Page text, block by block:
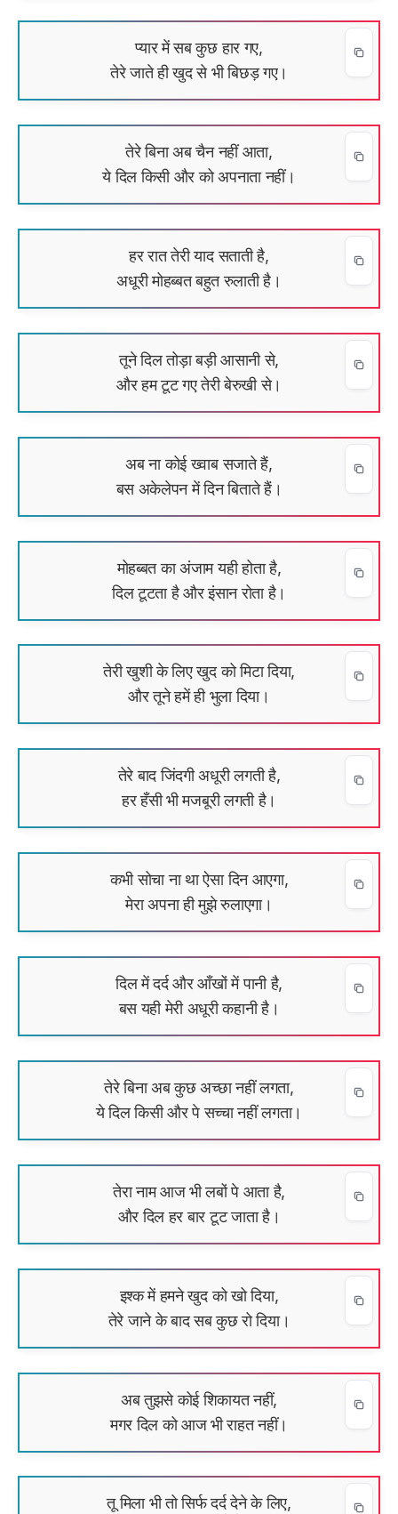
प्यार में सब कुछ हार गए,
तेरे जाते ही खुद से भी बिछड़ गए।
तेरे बिना अब चैन नहीं आता,
ये दिल किसी और को अपनाता नहीं।
हर रात तेरी याद सताती है,
अधूरी मोहब्बत बहुत रुलाती है।
तूने दिल तोड़ा बड़ी आसानी से,
और हम टूट गए तेरी बेरुखी से।
अब ना कोई ख्वाब सजाते हैं,
बस अकेलेपन में दिन बिताते हैं।
मोहब्बत का अंजाम यही होता है,
दिल टूटता है और इंसान रोता है।
तेरी खुशी के लिए खुद को मिटा दिया,
और तूने हमें ही भुला दिया।
तेरे बाद जिंदगी अधूरी लगती है,
हर हँसी भी मजबूरी लगती है।
कभी सोचा ना था ऐसा दिन आएगा,
मेरा अपना ही मुझे रुलाएगा।
दिल में दर्द और आँखों में पानी है,
बस यही मेरी अधूरी कहानी है।
तेरे बिना अब कुछ अच्छा नहीं लगता,
ये दिल किसी और पे सच्चा नहीं लगता।
तेरा नाम आज भी लबों पे आता है,
और दिल हर बार टूट जाता है।
इश्क में हमने खुद को खो दिया,
तेरे जाने के बाद सब कुछ रो दिया।
अब तुझसे कोई शिकायत नहीं,
मगर दिल को आज भी राहत नहीं।
तू मिला भी तो सिर्फ दर्द देने के लिए,